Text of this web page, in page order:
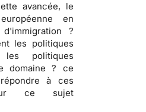
avancée, le
en
?
les politiques
politiques
domaine ? ce
à ces
ce sujet